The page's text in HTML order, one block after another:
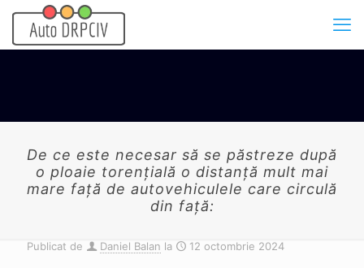
De ce este necesar să se păstreze după
o ploaie torenţială o distanţă mult mai
mare faţă de autovehiculele care circulă
din faţă:
Publicat de Daniel Balan la 12 octombrie 2024